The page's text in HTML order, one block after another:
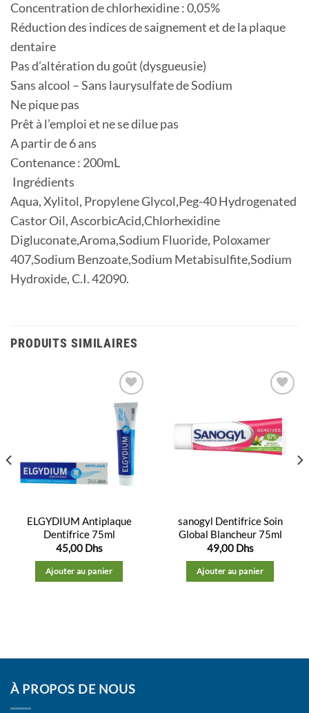
Concentration de chlorhexidine : 0,05%
Réduction des indices de saignement et de la plaque
dentaire
Pas d’altération du goût (dysgueusie)
Sans alcool – Sans laurysulfate de Sodium
Ne pique pas
Prêt à l’emploi et ne se dilue pas
A partir de 6 ans
Contenance : 200mL
Ingrédients
Aqua, Xylitol, Propylene Glycol,Peg-40 Hydrogenated
Castor Oil, AscorbicAcid,Chlorhexidine
Digluconate,Aroma,Sodium Fluoride, Poloxamer
407,Sodium Benzoate,Sodium Metabisulfite,Sodium
Hydroxide, C.I. 42090.
PRODUITS SIMILAIRES
Ajouter
à la
liste
d’envies
ELGYDIUM Antiplaque
Dentifrice 75ml
45,00 Dhs
Ajouter au panier
Ajouter
à la
liste
sanogyl Dentifrice Soin
Global Blancheur 75ml
49,00 Dhs
Ajouter au panier
À PROPOS DE NOUS